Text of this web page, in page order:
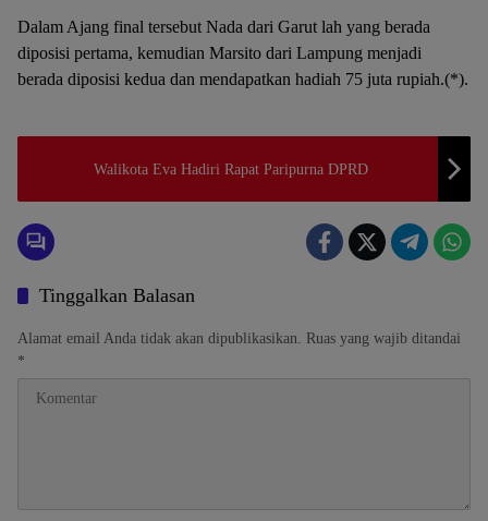
Dalam Ajang final tersebut Nada dari Garut lah yang berada
diposisi pertama, kemudian Marsito dari Lampung menjadi
berada diposisi kedua dan mendapatkan hadiah 75 juta rupiah.(*).
Walikota Eva Hadiri Rapat Paripurna DPRD
Tinggalkan Balasan
Alamat email Anda tidak akan dipublikasikan. Ruas yang wajib ditandai
*